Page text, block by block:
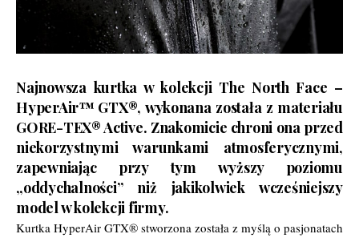
Najnowsza kurtka w kolekcji The North Face –
HyperAir™ GTX®, wykonana została z materiału
GORE-TEX® Active. Znakomicie chroni ona przed
niekorzystnymi warunkami atmosferycznymi,
zapewniając przy tym wyższy poziomu
„oddychalności” niż jakikolwiek wcześniejszy
model w kolekcji firmy.
Kurtka HyperAir GTX® stworzona została z myślą o pasjonatach